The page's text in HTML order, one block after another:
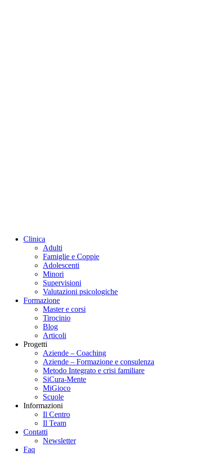
Clinica
Adulti
Famiglie e Coppie
Adolescenti
Minori
Supervisioni
Valutazioni psicologiche
Formazione
Master e corsi
Tirocinio
Blog
Articoli
Progetti
Aziende – Coaching
Aziende – Formazione e consulenza
Metodo Integrato e crisi familiare
SiCura-Mente
MiGioco
Scuole
Informazioni
Il Centro
Il Team
Contatti
Newsletter
Faq